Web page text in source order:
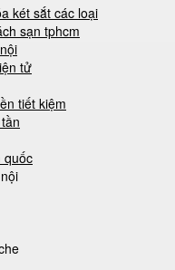
két sắt các loại
sạn tphcm
tử
tiết kiệm
quốc